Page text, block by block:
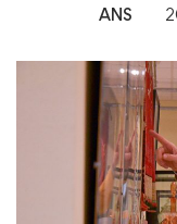
ANS